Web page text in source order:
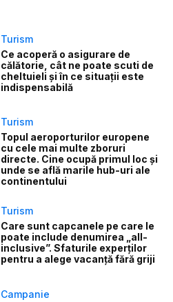
Turism
Ce acoperă o asigurare de
călătorie, cât ne poate scuti de
cheltuieli și în ce situații este
indispensabilă
Turism
Topul aeroporturilor europene
cu cele mai multe zboruri
directe. Cine ocupă primul loc și
unde se află marile hub-uri ale
continentului
Turism
Care sunt capcanele pe care le
poate include denumirea „all-
inclusive”. Sfaturile experților
pentru a alege vacanță fără griji
Campanie